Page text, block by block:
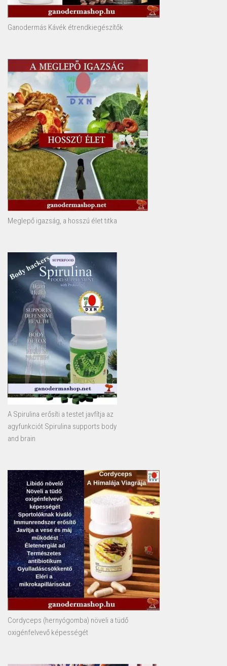
Ganodermás Kávék étrendkiegészítők
Meglepő igazság, a hosszú élet titka
A Spirulina erősíti a testet javfítja az
agyfunkciót Spirulina supports body
and brain
Cordyceps (hernyógomba) növeli a tüdő
oxigénfelvevő képességét